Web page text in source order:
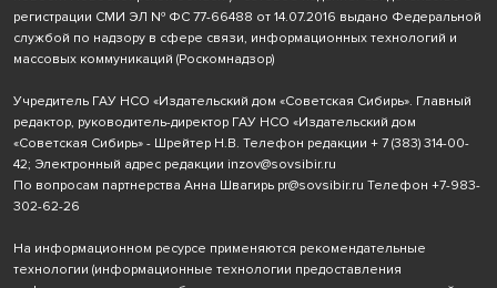
регистрации СМИ ЭЛ № ФС 77-66488 от 14.07.2016 выдано Федеральной
службой по надзору в сфере связи, информационных технологий и
массовых коммуникаций (Роскомнадзор)
Учредитель ГАУ НСО «Издательский дом «Советская Сибирь». Главный
редактор, руководитель-директор ГАУ НСО «Издательский дом
«Советская Сибирь» - Шрейтер Н.В. Телефон редакции + 7 (383) 314-00-
42; Электронный адрес редакции inzov@sovsibir.ru
По вопросам партнерства Анна Швагирь pr@sovsibir.ru Телефон +7-983-
302-62-26
На информационном ресурсе применяются рекомендательные
технологии (информационные технологии предоставления